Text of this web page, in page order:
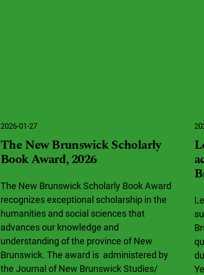
2026-01-27
The New Brunswick Scholarly
Book Award, 2026
The New Brunswick Scholarly Book Award
recognizes exceptional scholarship in the
humanities and social sciences that
advances our knowledge and
understanding of the province of New
Brunswick. The award is administered by
the Journal of New Brunswick Studies/